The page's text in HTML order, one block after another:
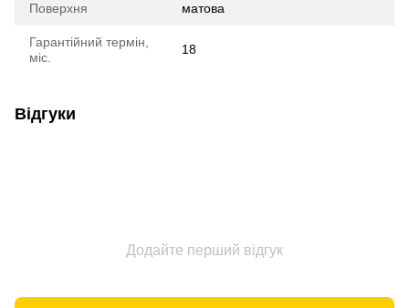
Поверхня матова
Гарантійний термін,
міс.
18
Відгуки
Додайте перший відгук